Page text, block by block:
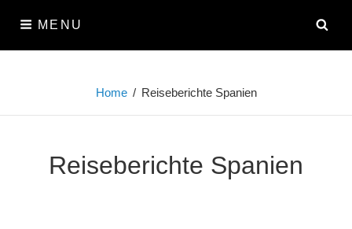
content
MENU
Home / Reiseberichte Spanien
Reiseberichte Spanien